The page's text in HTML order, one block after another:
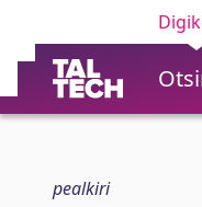
pealkiri